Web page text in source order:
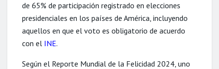
de 65% de participación registrado en elecciones
presidenciales en los países de América, incluyendo
aquellos en que el voto es obligatorio de acuerdo
con el INE.
Según el Reporte Mundial de la Felicidad 2024, uno